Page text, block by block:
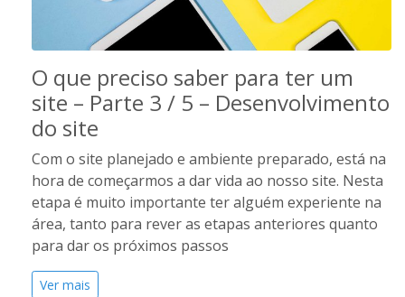
O que preciso saber para ter um
site – Parte 3 / 5 – Desenvolvimento
do site
Com o site planejado e ambiente preparado, está na
hora de começarmos a dar vida ao nosso site. Nesta
etapa é muito importante ter alguém experiente na
área, tanto para rever as etapas anteriores quanto
para dar os próximos passos
Ver mais